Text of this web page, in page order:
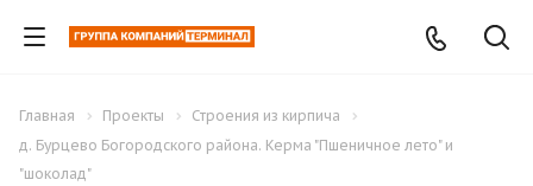
Главная Проекты
Строения из кирпича
д. Бурцево Богородского района. Керма "Пшеничное лето" и
"шоколад"